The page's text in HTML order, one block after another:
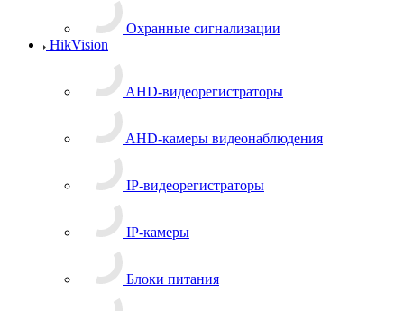
Охранные сигнализации
HikVision
AHD-видеорегистраторы
AHD-камеры видеонаблюдения
IP-видеорегистраторы
IP-камеры
Блоки питания